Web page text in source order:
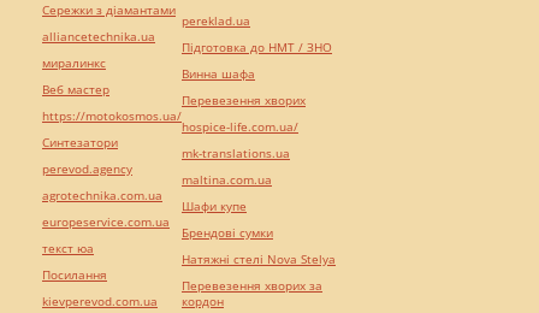
Сережки з діамантами
alliancetechnika.ua
миралинкс
Веб мастер
https://motokosmos.ua/
Синтезатори
perevod.agency
agrotechnika.com.ua
europeservice.com.ua
текст юа
Посилання
kievperevod.com.ua
pereklad.ua
Підготовка до НМТ / ЗНО
Винна шафа
Перевезення хворих
hospice-life.com.ua/
mk-translations.ua
maltina.com.ua
Шафи купе
Брендові сумки
Натяжні стелі Nova Stelya
Перевезення хворих за
кордон